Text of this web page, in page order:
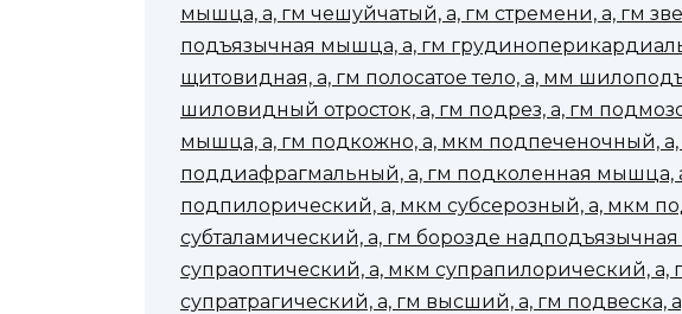
мышца, а, гм чешуйчатый, а, гм стремени, а, гм
подъязычная мышца, а, гм
щитовидная, а, гм полосатое тело, а, мм
шиловидный отросток, а, гм подрез, а, гм
мышца, а, гм подкожно, а, мкм подпеченочный,
поддиафрагмальный, а, гм подколенная мышца,
подпилорический, а, мкм субсерозный, а, мкм
субталамический, а, гм борозде
супраоптический, а, мкм супрапилорический, а,
супратрагический, а, гм высший, а, гм подвеска,